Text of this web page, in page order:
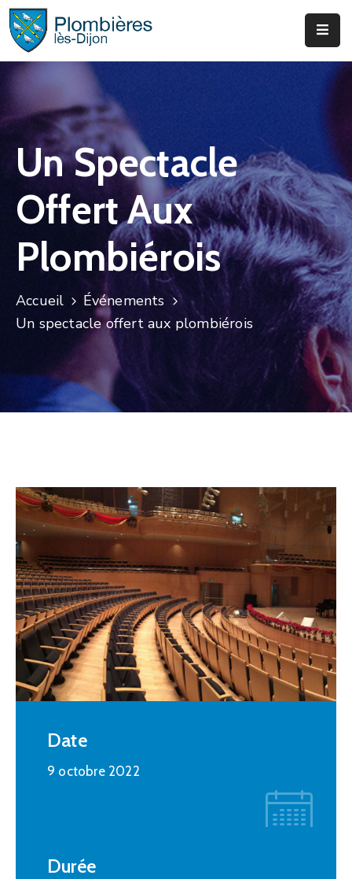
Municipalité
Services
Infos
Actus
Un Spectacle
Offert Aux
Plombiérois
Accueil
Événements
Un spectacle offert aux plombiérois
Date
9 octobre 2022
Durée